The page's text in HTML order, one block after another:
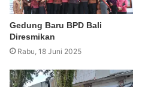
Gedung Baru BPD Bali
Diresmikan
Rabu, 18 Juni 2025